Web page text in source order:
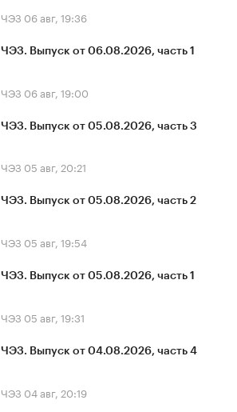
ЧЭЗ 06 авг, 19:36
ЧЭЗ. Выпуск от 06.08.2026, часть 1
ЧЭЗ 06 авг, 19:00
ЧЭЗ. Выпуск от 05.08.2026, часть 3
ЧЭЗ 05 авг, 20:21
ЧЭЗ. Выпуск от 05.08.2026, часть 2
ЧЭЗ 05 авг, 19:54
ЧЭЗ. Выпуск от 05.08.2026, часть 1
ЧЭЗ 05 авг, 19:31
ЧЭЗ. Выпуск от 04.08.2026, часть 4
ЧЭЗ 04 авг, 20:19